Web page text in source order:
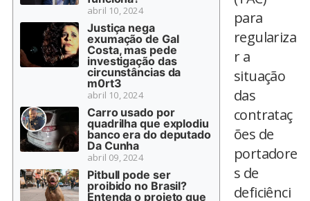
abril 10, 2024
Justiça nega
exumação de Gal
Costa, mas pede
investigação das
circunstâncias da
m0rt3
abril 10, 2024
Carro usado por
quadrilha que explodiu
banco era do deputado
Da Cunha
abril 09, 2024
Pitbull pode ser
proibido no Brasil?
Entenda o projeto que
para
regulariza
r a
situação
das
contrataç
ões de
portadore
s de
deficiênci